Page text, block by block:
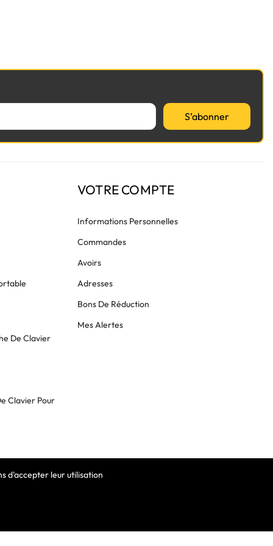
d'accepter leur utilisation
S’abonner
De Clavier
Clavier Pour
VOTRE COMPTE
Informations Personnelles
Commandes
Avoirs
Adresses
Bons De Réduction
Mes Alertes